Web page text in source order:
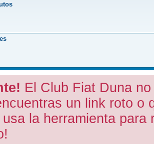
El Club Fiat Duna
un link roto o
la herramienta